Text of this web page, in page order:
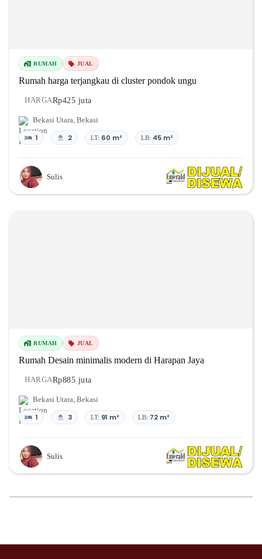
RUMAH JUAL
Rumah harga terjangkau di cluster pondok ungu
HARGARp425 juta
Bekasi Utara, Bekasi
1 2 LT: 60 m² LB: 45 m²
Sulis
RUMAH JUAL
Rumah Desain minimalis modern di Harapan Jaya
HARGARp885 juta
Bekasi Utara, Bekasi
1 3 LT: 91 m² LB: 72 m²
Sulis